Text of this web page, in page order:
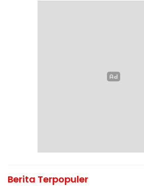
Berita Terpopuler